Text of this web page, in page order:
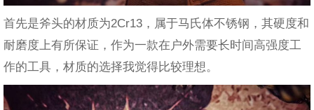
首先是斧头的材质为2Cr13，属于马氏体不锈钢，其硬度和
耐磨度上有所保证，作为一款在户外需要长时间高强度工
作的工具，材质的选择我觉得比较理想。